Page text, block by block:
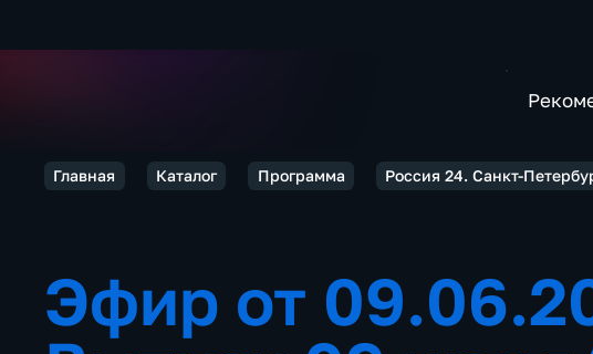
Главная Каталог Программа Россия 24. Санкт-
Эфир от